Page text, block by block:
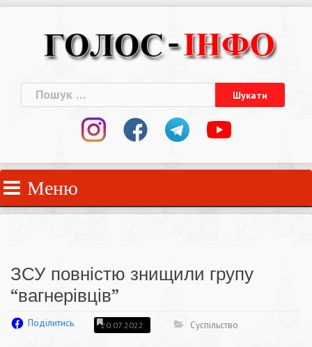
Пошук:
Меню
ЗСУ повністю знищили групу
“вагнерівців”
Поділитись 20.07.2022 Суспільство